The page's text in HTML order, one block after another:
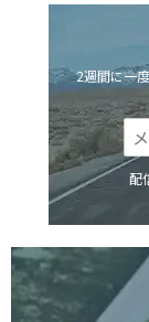
2週間に一
配